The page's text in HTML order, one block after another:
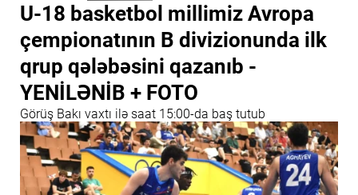
U-18 basketbol millimiz Avropa
çempionatının B divizionunda ilk
qrup qələbəsini qazanıb -
YENİLƏNİB + FOTO
Görüş Bakı vaxtı ilə saat 15:00-da baş tutub